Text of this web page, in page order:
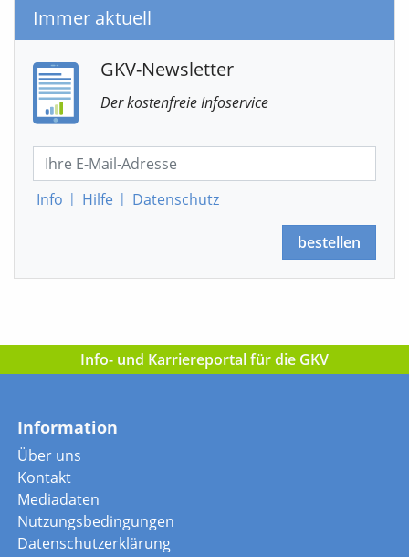
Immer aktuell
GKV-Newsletter
Der kostenfreie Infoservice
Info | Hilfe | Datenschutz
bestellen
Info- und Karriereportal für die GKV
Information
Über uns
Kontakt
Mediadaten
Nutzungsbedingungen
Datenschutzerklärung